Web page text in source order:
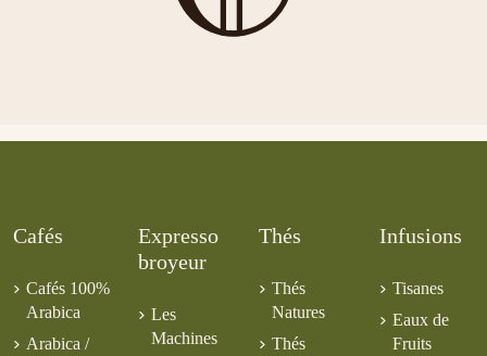
Pêche Abricot
6,00 €
Cafés
Cafés 100%
Arabica
Arabica /
Expresso
broyeur
Les
Machines
Thés
Thés
Natures
Thés
Infusions
Tisanes
Eaux de
Fruits